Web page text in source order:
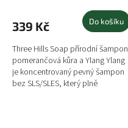
339 Kč Do košíku
Three Hills Soap přírodní šampon
pomerančová kůra a Ylang Ylang
je koncentrovaný pevný šampon
bez SLS/SLES, který plně